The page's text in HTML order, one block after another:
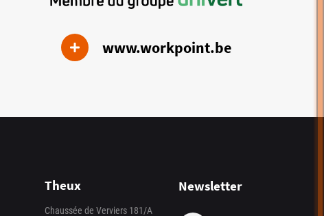
www.workpoint.be
Theux
Chaussée de Verviers 181/A
Newsletter